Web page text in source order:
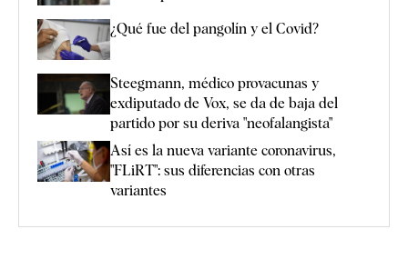
¿Qué fue del pangolín y el Covid?
Steegmann, médico provacunas y
exdiputado de Vox, se da de baja del
partido por su deriva "neofalangista"
Así es la nueva variante coronavirus,
"FLiRT": sus diferencias con otras
variantes